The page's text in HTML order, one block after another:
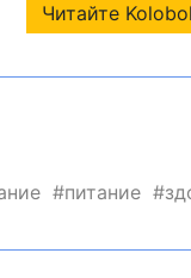
Читайте
питание